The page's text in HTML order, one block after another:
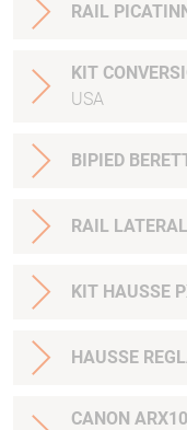
RAIL
KIT
USA
BIPIED
RAIL
KIT HAUSSE
HAUSSE
CANON